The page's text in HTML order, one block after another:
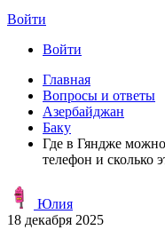
Войти
Войти
Главная
Вопросы и ответы
Азербайджан
Баку
Где в Гяндже
телефон и сколько
Юлия
18 декабря 2025